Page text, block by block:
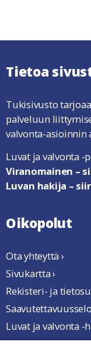
Tietoa
Tukisivusto
palveluun
valvonta-asioinnin
Luvat ja valvonta -
Viranomainen –
Luvan hakija –
Oikopolut
Ota yhteyttä ›
Sivukartta ›
Rekisteri- ja
Luvat ja valvonta -